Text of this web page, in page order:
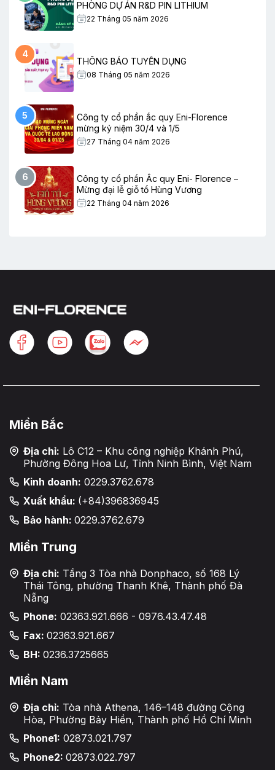
PHÒNG DỰ ÁN R&D PIN LITHIUM
22 Tháng 05 năm 2026
4
THÔNG BÁO TUYỂN DỤNG
08 Tháng 05 năm 2026
5
Công ty cổ phần ắc quy Eni-Florence
mừng kỷ niệm 30/4 và 1/5
27 Tháng 04 năm 2026
6
Công ty cổ phần Ắc quy Eni- Florence –
Mừng đại lễ giỗ tổ Hùng Vương
22 Tháng 04 năm 2026
Miền Bắc
Địa chỉ: Lô C12 – Khu công nghiệp Khánh Phú,
Phường Đông Hoa Lư, Tỉnh Ninh Bình, Việt Nam
Kinh doanh: 0229.3762.678
Xuất khẩu: (+84)396836945
Bảo hành: 0229.3762.679
Miền Trung
Địa chỉ: Tầng 3 Tòa nhà Donphaco, số 168 Lý
Thái Tông, phường Thanh Khê, Thành phố Đà
Nẵng
Phone: 02363.921.666 - 0976.43.47.48
Fax: 02363.921.667
BH: 0236.3725665
Miền Nam
Địa chỉ: Tòa nhà Athena, 146–148 đường Cộng
Hòa, Phường Bảy Hiền, Thành phố Hồ Chí Minh
Phone1: 02873.021.797
Phone2: 02873.022.797